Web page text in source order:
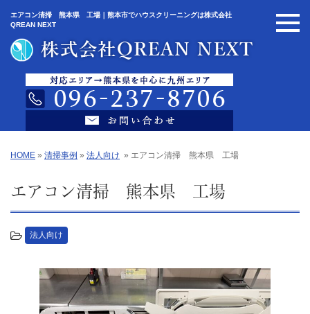
エアコン清掃 熊本県 工場｜熊本市でハウスクリーニングは株式会社
QREAN NEXT
HOME » 清掃事例 » 法人向け » エアコン清掃 熊本県 工場
エアコン清掃 熊本県 工場
法人向け